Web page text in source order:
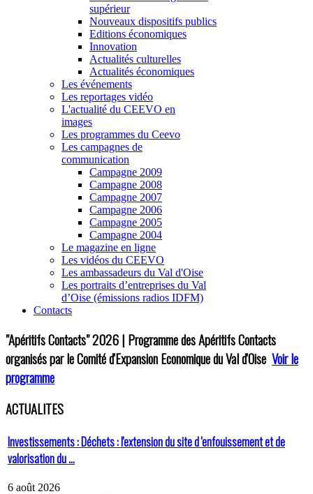
supérieur
Nouveaux dispositifs publics
Editions économiques
Innovation
Actualités culturelles
Actualités économiques
Les événements
Les reportages vidéo
L'actualité du CEEVO en
images
Les programmes du Ceevo
Les campagnes de
communication
Campagne 2009
Campagne 2008
Campagne 2007
Campagne 2006
Campagne 2005
Campagne 2004
Le magazine en ligne
Les vidéos du CEEVO
Les ambassadeurs du Val d'Oise
Les portraits d’entreprises du Val
d’Oise (émissions radios IDFM)
Contacts
"Apéritifs Contacts"2026 | Programme des Apéritifs Contacts
organisés par le Comité d'Expansion Economique du Val d'Oise Voir le
programme
ACTUALITES
Investissements : Déchets : l'extension du site d 'enfouissement et de
valorisation du ...
6 août 2026